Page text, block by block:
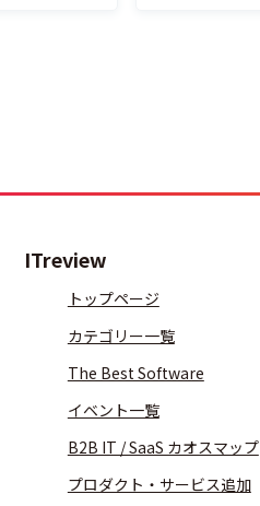
ITreview
トップページ
カテゴリー一覧
The Best Software
イベント一覧
B2B IT / SaaS カオスマップ
プロダクト・サービス追加